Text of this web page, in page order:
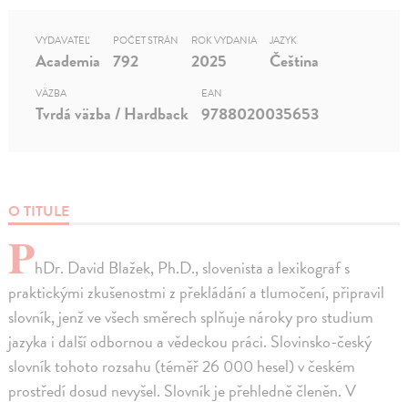
O TITULE
PhDr. David Blažek, Ph.D., slovenista a lexikograf s
praktickými zkušenostmi z překládání a tlumočení, připravil
slovník, jenž ve všech směrech splňuje nároky pro studium
jazyka i další odbornou a vědeckou práci. Slovinsko-český
slovník tohoto rozsahu (téměř 26 000 hesel) v českém
prostředí dosud nevyšel. Slovník je přehledně členěn. V
VYDAVATEĽ
Academia
POČET STRÁN
792
ROK VYDANIA
2025
JAZYK
Čeština
VÄZBA
Tvrdá väzba / Hardback
EAN
9788020035653